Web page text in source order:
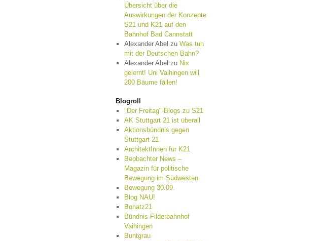
Übersicht über die
Auswirkungen der Konzepte
S21 und K21 auf den
Bahnhof Bad Cannstatt
Alexander Abel zu Was tun
mit der Deutschen Bahn?
Alexander Abel zu Nix
gelernt! Uni Vaihingen will
200 Bäume fällen!
Blogroll
"Der Freitag"-Blogs zu S21
AK Stuttgart 21 ist überall
Aktionsbündnis gegen
Stuttgart 21
ArchitektInnen für K21
Beobachter News –
Magazin für politische
Bewegung im Südwesten
Bewegung 30.09.
Blog NAU!
Bonatz21
Bündnis Filderbahnhof
Vaihingen
Buntgrau